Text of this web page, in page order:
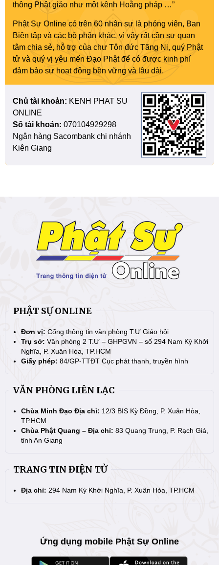
thông Phật giáo như một kênh Hoằng pháp …”
Phật Sự Online có trên 60 nhân sự là phóng viên, Ban
Biên tập và các bộ phận khác, vì vậy rất cần sự quan
tâm chia sẻ, hỗ trợ của chư Tôn đức Tăng Ni, quý Phật
tử và quý vị yêu mến Đạo Phật để có được kinh phí
đảm bảo sự hoạt động bền vững và lâu dài.
Chủ tài khoản: KENH PHAT SU
ONLINE
Số tài khoản: 070104929298
Ngân hàng Sacombank chi nhánh
Kiên Giang
PHẬT SỰ ONLINE
Đơn vị: Cổng thông tin văn phòng T.Ư Giáo hội
Trụ sở: Văn phòng 2 T.Ư – GHPGVN – số 294 Nam Kỳ Khởi
Nghĩa, P. Xuân Hòa, TP.HCM
Giấy phép: 84/GP-TTĐT Cục phát thanh, truyền hình
VĂN PHÒNG LIÊN LẠC
Chùa Minh Đạo Địa chỉ: 12/3 BIS Kỳ Đồng, P. Xuân Hòa,
TP.HCM
Chùa Phật Quang – Địa chỉ: 83 Quang Trung, P. Rạch Giá,
tỉnh An Giang
TRANG TIN ĐIỆN TỬ
Địa chỉ: 294 Nam Kỳ Khởi Nghĩa, P. Xuân Hòa, TP.HCM
Ứng dụng mobile Phật Sự Online